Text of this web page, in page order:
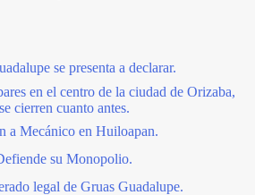
se presenta a declarar.
en el centro de la ciudad de Orizaba,
cierren cuanto antes.
a Mecánico en Huiloapan.
su Monopolio.
legal de Gruas Guadalupe.